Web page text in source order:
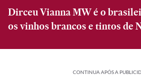
Dirceu Vianna MW é o
os vinhos brancos e tintos de
CONTINUA APÓS A